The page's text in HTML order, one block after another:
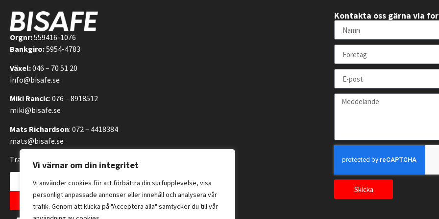
Vi värnar om din integritet
Vi använder cookies för att förbättra din surfupplevelse, visa
personligt anpassade annonser eller innehåll och analysera vår
trafik. Genom att klicka på "Acceptera alla" samtycker du till vår
Orgnr:559416-1076
Bankgiro:5954-4783
Växel:046 – 70 51 20
info@bisafe.se
Miki Rancic: 076 – 8918512
miki@bisafe.se
Mats Richardson: 072 – 4418384
mats@bisafe.se
Transportvägen 14, 246 42 Löddeköpinge, Sverige
Kontakta oss
Allmänna försäljningsvillkor
Kontakta oss gärna via
Skicka